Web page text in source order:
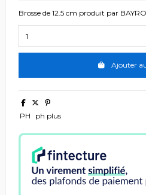
Brosse de 12.5 cm produit par
Ajouter
PH ph plus